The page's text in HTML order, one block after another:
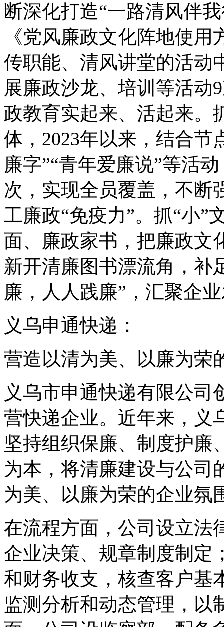
断深化打造“一路清风伴
《党风廉政文化阵地使
传职能、清风讲堂的活动
展廉政沙龙、培训等活动
政教育实起来、活起来。
体，2023年以来，结合节
廉字”“青年爱廉说”等活
次，实现全员覆盖，不断
工廉政“免疫力”。抓“小”
面、廉政家书，把廉政文
新开清廉图书漂流角，补
廉，人人践廉”，汇聚企
义乌申通快递：
营造以清为美、以廉为荣
义乌市申通快递有限公司
营快递企业。近年来，义
坚持组织保廉、制度护廉
为本，将清廉建设与公司
为美、以廉为荣的企业氛
在流程方面，公司设立法
企业决策、规章制度制定
和财务收支，核查客户基
监测分析和动态管理，以